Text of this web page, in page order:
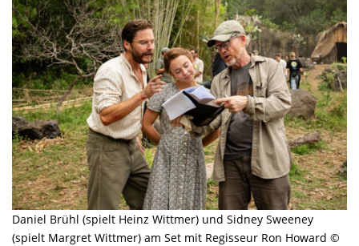
Daniel Brühl (spielt Heinz Wittmer) und Sidney Sweeney
(spielt Margret Wittmer) am Set mit Regisseur Ron Howard ©